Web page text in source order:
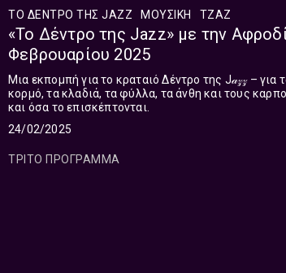
ΤΟ ΔΕΝΤΡΟ ΤΗΣ JAZZ ΜΟΥΣΙΚΉ ΤΖΑΖ
«Το Δέντρο της Jazz» με την
Φεβρουαρίου 2025
Μια εκπομπή για το κραταιό Δέντρο της J𝒶𝓏𝓏 – για
κορμό, τα κλαδιά, τα φύλλα, τα άνθη και τους
και όσα το επισκέπτονται.
24/02/2025
ΤΡΙΤΟ ΠΡΟΓΡΑΜΜΑ